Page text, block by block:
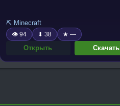
⛏️ Minecraft
👁 94 ⬇ 38 ★ —
Открыть Скачать